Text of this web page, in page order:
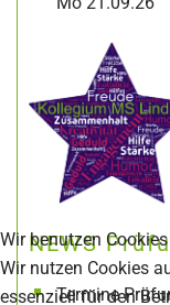
NEWS
Termine
Wir benutzen Cookies
Wir nutzen Cookies
essenziell für den